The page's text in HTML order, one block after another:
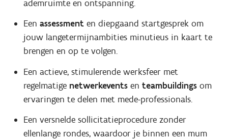
ademruimte en ontspanning.
Een assessmenten diepgaand startgesprek om
jouw langetermijnambities minutieus in kaart te
brengen en op te volgen.
Een actieve, stimulerende werksfeer met
regelmatige netwerkeventsen teambuildingsom
ervaringen te delen met mede-professionals.
Een versnelde sollicitatieprocedure zonder
ellenlange rondes, waardoor je binnen een mum